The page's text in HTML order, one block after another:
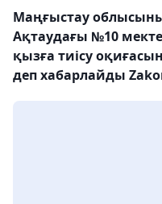
Маңғыстау
Ақтаудағы №10
қызға тиісу
деп хабарлайды